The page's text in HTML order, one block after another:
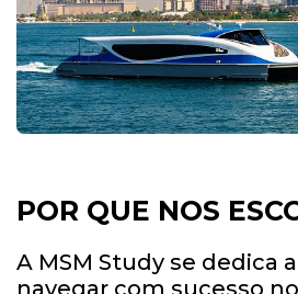
POR QUE NOS
A MSM Study se dedica